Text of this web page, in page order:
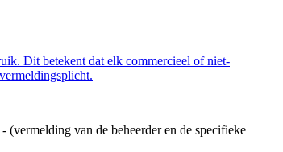
Dit betekent dat elk commercieel of niet-
van de beheerder en de specifieke